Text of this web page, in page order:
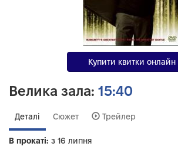
Купити квитки онлайн
Велика зала: 15:40
Деталі Сюжет Трейлер
В прокаті: з 16 липня